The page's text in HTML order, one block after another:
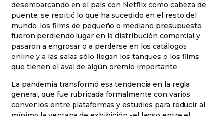
desembarcando en el país con Netflix como cabeza de
puente, se repitió lo que ha sucedido en el resto del
mundo: los films de pequeño o mediano presupuesto
fueron perdiendo lugar en la distribución comercial y
pasaron a engrosar o a perderse en los catálogos
online y a las salas sólo llegan los tanques o los films
que tienen el aval de algún premio importante.
La pandemia transformó esa tendencia en la regla
general, que fue rubricada formalmente con varios
convenios entre plataformas y estudios para reducir al